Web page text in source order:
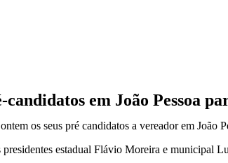
em João Pessoa
os seus pré candidatos a vereador em
estadual Flávio Moreira e municipal